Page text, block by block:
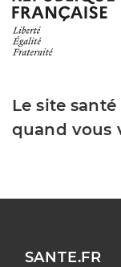
Le site
quand vous
SANTE.FR